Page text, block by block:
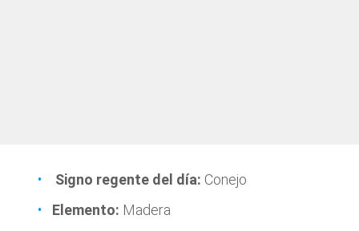
Signo regente del día: Conejo
Elemento: Madera